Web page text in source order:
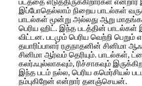
இப்போதெல்லாம் நிறைய பாடல்கள்
பாடல்கள் மூன்று அல்லது ஆறு
பெரிய ஹிட். இந்த படத்தின் பாடல்கள்
விட்டன. படமும் பெரிய வெற்றி பெறும்
தயாரிப்பாளர் ரகுநாதனின் சினிமா
சினிமா ஆர்வம் தெரியும். பாடல்கள்,
கலர்ஃபுல்லாகவும், ரிச்சாகவும்
இந்த படம் நல்ல, பெரிய கமெர்சியல்
நம்புகிறேன் என்றார் தனஞ்செயன்.